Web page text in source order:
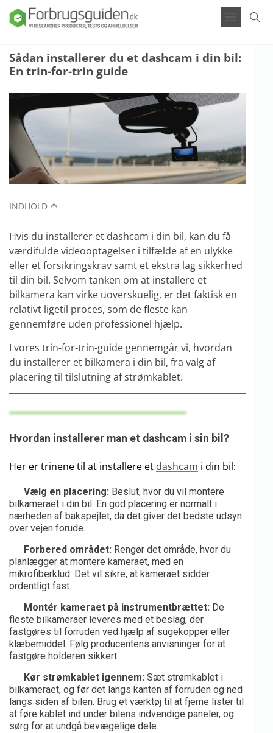
Sådan installerer du et dashcam i din bil:
En trin-for-trin guide
INDHOLD
Hvis du installerer et dashcam i din bil, kan du få
værdifulde videooptagelser i tilfælde af en ulykke
eller et forsikringskrav samt et ekstra lag sikkerhed
til din bil. Selvom tanken om at installere et
bilkamera kan virke uoverskuelig, er det faktisk en
relativt ligetil proces, som de fleste kan
gennemføre uden professionel hjælp.
I vores trin-for-trin-guide gennemgår vi, hvordan
du installerer et bilkamera i din bil, fra valg af
placering til tilslutning af strømkablet.
Hvordan installerer man et dashcam i sin bil?
Her er trinene til at installere et dashcam i din bil:
Vælg en placering: Beslut, hvor du vil montere
bilkameraet i din bil. En god placering er normalt i
nærheden af bakspejlet, da det giver det bedste udsyn
over vejen forude.
Forbered området: Rengør det område, hvor du
planlægger at montere kameraet, med en
mikrofiberklud. Det vil sikre, at kameraet sidder
ordentligt fast.
Montér kameraet på instrumentbrættet: De
fleste bilkameraer leveres med et beslag, der
fastgøres til forruden ved hjælp af sugekopper eller
klæbemiddel. Følg producentens anvisninger for at
fastgøre holderen sikkert.
Kør strømkablet igennem: Sæt strømkablet i
bilkameraet, og før det langs kanten af forruden og ned
langs siden af bilen. Brug et værktøj til at fjerne lister til
at føre kablet ind under bilens indvendige paneler, og
sørg for at undgå bevægelige dele.